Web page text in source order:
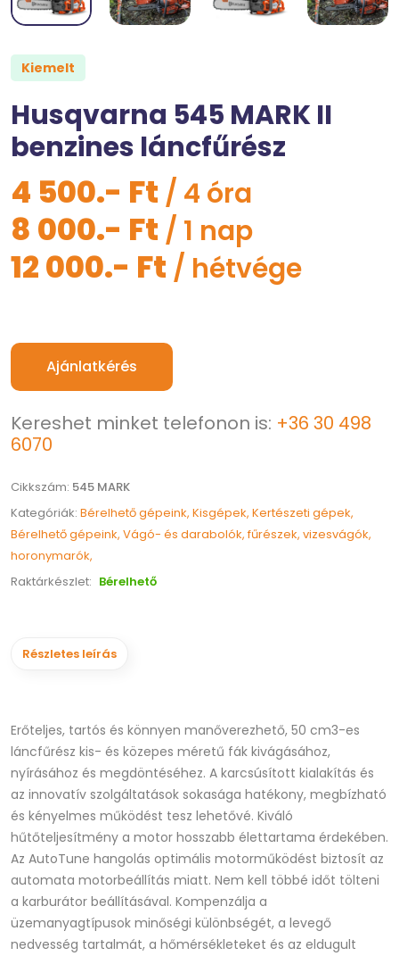
Kiemelt
Husqvarna 545 MARK II
benzines láncfűrész
4 500.- Ft / 4 óra
8 000.- Ft / 1 nap
12 000.- Ft / hétvége
Ajánlatkérés
Kereshet minket telefonon is: +36 30 498
6070
Cikkszám: 545 MARK
Kategóriák: Bérelhető gépeink, Kisgépek, Kertészeti gépek,
Bérelhető gépeink, Vágó- és darabolók, fűrészek, vizesvágók,
horonymarók,
Raktárkészlet: Bérelhető
Részletes leírás
Erőteljes, tartós és könnyen manőverezhető, 50 cm3-es
láncfűrész kis- és közepes méretű fák kivágásához,
nyírásához és megdöntéséhez. A karcsúsított kialakítás és
az innovatív szolgáltatások sokasága hatékony, megbízható
és kényelmes működést tesz lehetővé. Kiváló
hűtőteljesítmény a motor hosszabb élettartama érdekében.
Az AutoTune hangolás optimális motorműködést biztosít az
automata motorbeállítás miatt. Nem kell többé időt tölteni
a karburátor beállításával. Kompenzálja a
üzemanyagtípusok minőségi különbségét, a levegő
nedvesség tartalmát, a hőmérsékleteket és az eldugult